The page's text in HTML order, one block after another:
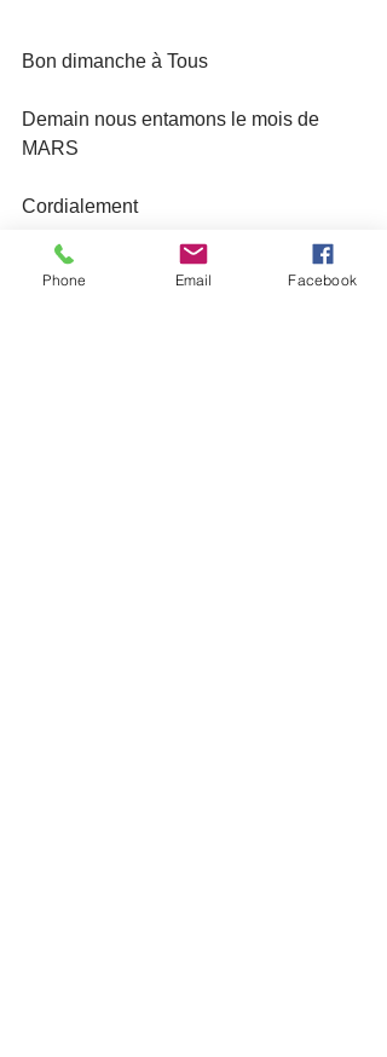
Bon dimanche à Tous
Demain nous entamons le mois de
MARS
Cordialement
Le Président et les membres du CA
Phone Email Facebook